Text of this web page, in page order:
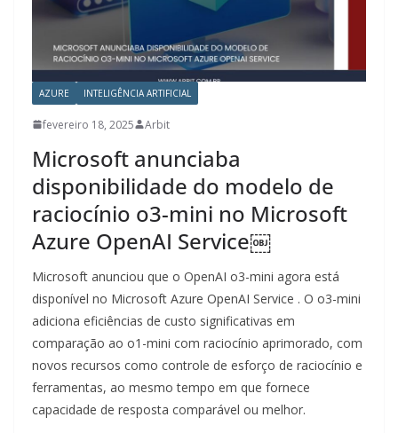
AZURE INTELIGÊNCIA ARTIFICIAL
fevereiro 18, 2025 Arbit
Microsoft anunciaba
disponibilidade do modelo de
raciocínio o3-mini no Microsoft
Azure OpenAI Service￼
Microsoft anunciou que o OpenAI o3-mini agora está
disponível no Microsoft Azure OpenAI Service . O o3-mini
adiciona eficiências de custo significativas em
comparação ao o1-mini com raciocínio aprimorado, com
novos recursos como controle de esforço de raciocínio e
ferramentas, ao mesmo tempo em que fornece
capacidade de resposta comparável ou melhor.